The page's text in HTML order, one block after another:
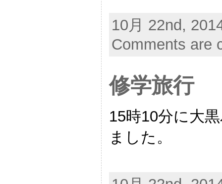
10月 22nd,
Comments are
修学旅行
15時10分に大
ました。